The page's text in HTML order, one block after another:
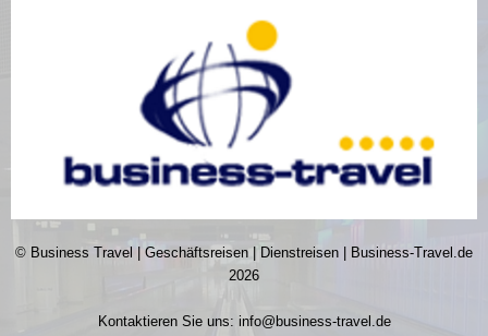
© Business Travel | Geschäftsreisen | Dienstreisen | Business-Travel.de
2026
Kontaktieren Sie uns: info@business-travel.de